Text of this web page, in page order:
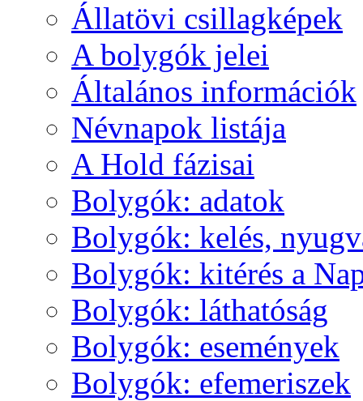
Ál­lat­övi csil­lag­ké­pek
A boly­gók je­lei
Ál­ta­lá­nos in­for­má­ci­ók
Név­na­pok lis­tá­ja
A Hold fá­zi­sai
Boly­gók: ada­tok
Boly­gók: ke­lés,
Boly­gók: ki­té­rés a
Boly­gók: lát­ha­tó­ság
Boly­gók: ese­mé­nyek
Boly­gók: efe­me­ri­szek